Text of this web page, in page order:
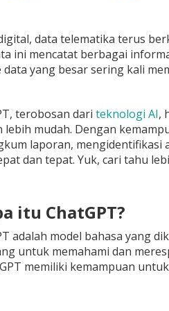
data telematika terus
ini mencatat berbagai
data yang besar sering kali
terobosan dari teknologi AI,
lebih mudah. Dengan
laporan, mengidentifikasi
dan tepat. Yuk, cari tahu
itu ChatGPT?
adalah model bahasa yang
untuk memahami dan
memiliki kemampuan